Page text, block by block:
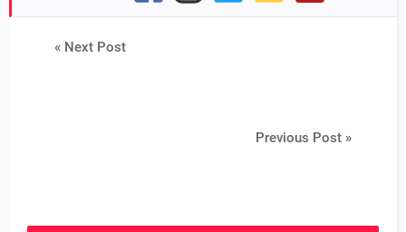
« Next Post
Previous Post »